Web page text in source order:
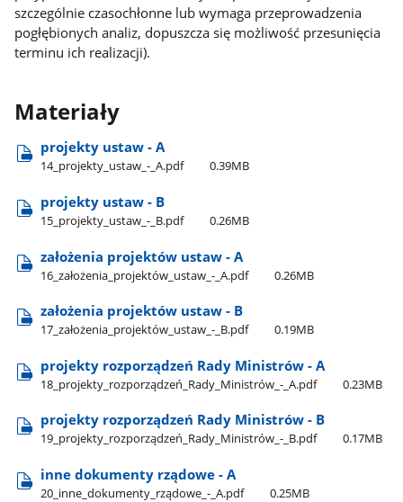
szczególnie czasochłonne lub wymaga przeprowadzenia
pogłębionych analiz, dopuszcza się możliwość przesunięcia
terminu ich realizacji).
Materiały
projekty ustaw - A
14​_projekty​_ustaw​_-​_A.pdf 0.39MB
projekty ustaw - B
15​_projekty​_ustaw​_-​_B.pdf 0.26MB
założenia projektów ustaw - A
16​_założenia​_projektów​_ustaw​_-​_A.pdf 0.26MB
założenia projektów ustaw - B
17​_założenia​_projektów​_ustaw​_-​_B.pdf 0.19MB
projekty rozporządzeń Rady Ministrów - A
18​_projekty​_rozporządzeń​_Rady​_Ministrów​_-​_A.pdf 0.23MB
projekty rozporządzeń Rady Ministrów - B
19​_projekty​_rozporządzeń​_Rady​_Ministrów​_-​_B.pdf 0.17MB
inne dokumenty rządowe - A
20​_inne​_dokumenty​_rządowe​_-​_A.pdf 0.25MB